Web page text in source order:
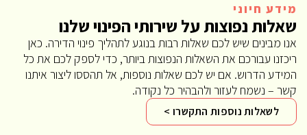
מידע חיוני
שאלות נפוצות על שירותי הפינוי שלנו
אנו מבינים שיש לכם שאלות רבות בנוגע לתהליך פינוי הדירה. כאן
ריכזנו עבורכם את השאלות הנפוצות ביותר, כדי לספק לכם את כל
המידע הדרוש. אם יש לכם שאלות נוספות, אל תהססו ליצור איתנו
קשר – נשמח לעזור ולהבהיר כל נקודה.
לשאלות נוספות התקשרו >